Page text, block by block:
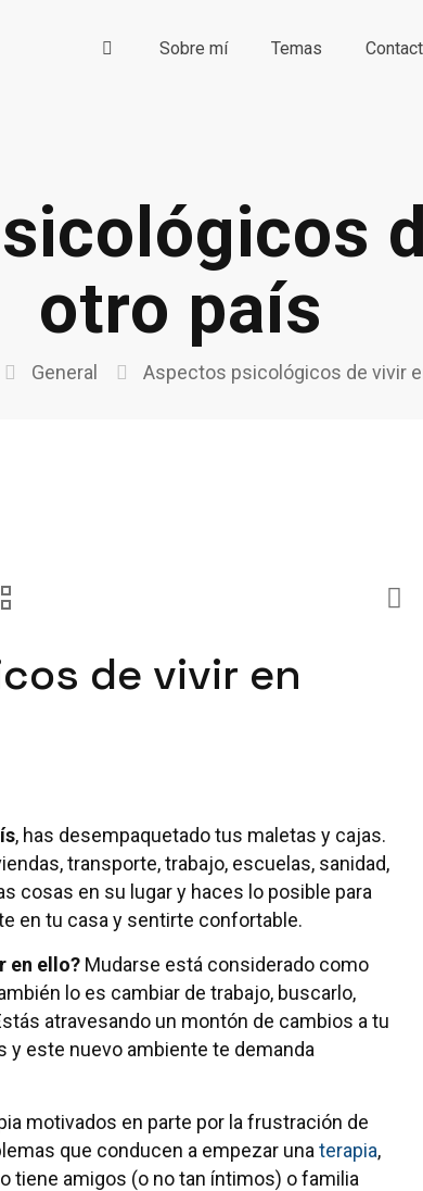
Sobre mí Temas
otro país
General Aspectos psicológicos de vivir
de vivir en
, has desempaquetado tus maletas y cajas.
transporte, trabajo, escuelas, sanidad,
cosas en su lugar y haces lo posible para
en tu casa y sentirte confortable.
en ello?Mudarse está considerado como
lo es cambiar de trabajo, buscarlo,
atravesando un montón de cambios a tu
y este nuevo ambiente te demanda
motivados en parte por la frustración de
que conducen a empezar una terapia,
tiene amigos (o no tan íntimos) o familia